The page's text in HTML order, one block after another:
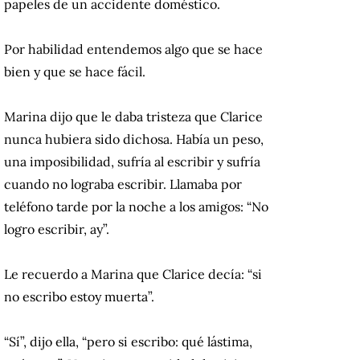
papeles de un accidente doméstico.
Por habilidad entendemos algo que se hace
bien y que se hace fácil.
Marina dijo que le daba tristeza que Clarice
nunca hubiera sido dichosa. Había un peso,
una imposibilidad, sufría al escribir y sufría
cuando no lograba escribir. Llamaba por
teléfono tarde por la noche a los amigos: “No
logro escribir, ay”.
Le recuerdo a Marina que Clarice decía: “si
no escribo estoy muerta”.
“Sí”, dijo ella, “pero si escribo: qué lástima,